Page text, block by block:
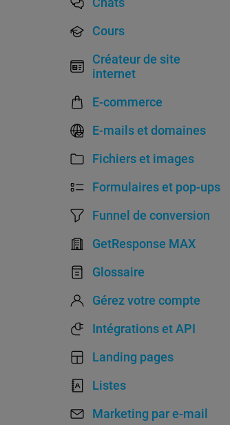
Cours
Créateur de site
internet
E-commerce
E-mails et domaines
Fichiers et images
Formulaires et pop-ups
Funnel de conversion
GetResponse MAX
Glossaire
Gérez votre compte
Intégrations et API
Landing pages
Listes
Marketing par e-mail